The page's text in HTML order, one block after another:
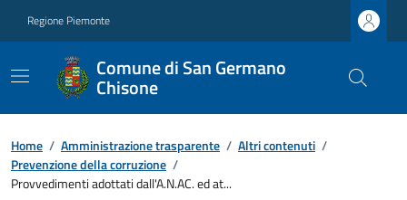
Regione Piemonte
Comune di San Germano
Chisone
Home / Amministrazione trasparente / Altri contenuti /
Prevenzione della corruzione /
Provvedimenti adottati dall'A.N.AC. ed at...